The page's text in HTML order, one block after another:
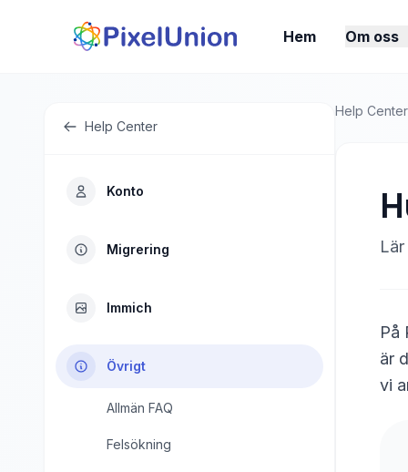
Hem Om oss
Help Center
Konto
Migrering
Immich
Övrigt
Allmän FAQ
Felsökning
Help Center
På
är
vi